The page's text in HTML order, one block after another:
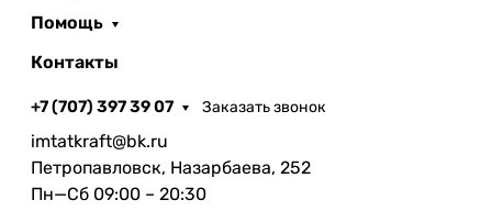
Помощь
Контакты
+7 (707) 397 39 07 Заказать звонок
imtatkraft@bk.ru
Петропавловск, Назарбаева, 252
Пн—Сб 09:00 – 20:30